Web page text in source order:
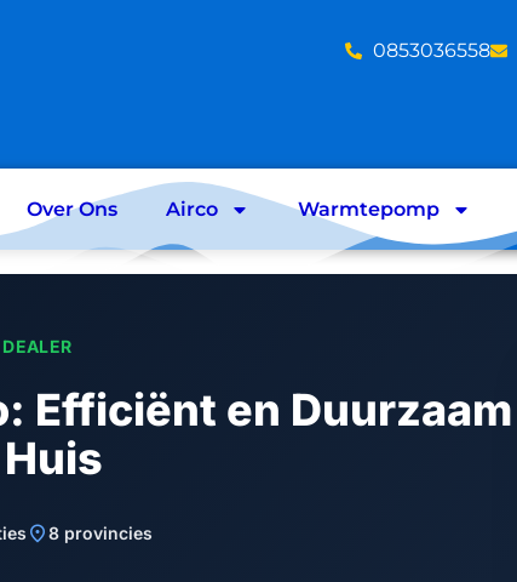
‪0853036558
Over Ons Airco Warmtepomp
Efficiënt en Duurzaam
location_on8 provincies